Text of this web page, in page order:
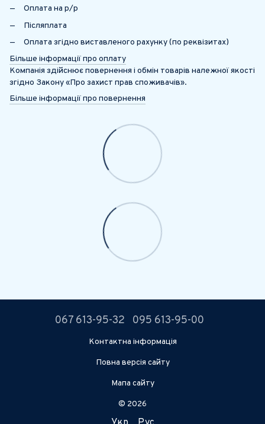
Оплата на р/р
Післяплата
Оплата згідно виставленого рахунку (по реквізитах)
Більше інформації про оплату
Компанія здійснює повернення і обмін товарів належної якості
згідно Закону «Про захист прав споживачів».
Більше інформації про повернення
067 613-95-32 095 613-95-00
Контактна інформація
Повна версія сайту
Мапа сайту
© 2026